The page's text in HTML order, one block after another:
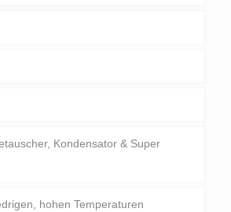
& Bohrer-Kragen
und beschichtet &
Rechteckrohr
Rohr
Kondensator & Super
hohen Temperaturen